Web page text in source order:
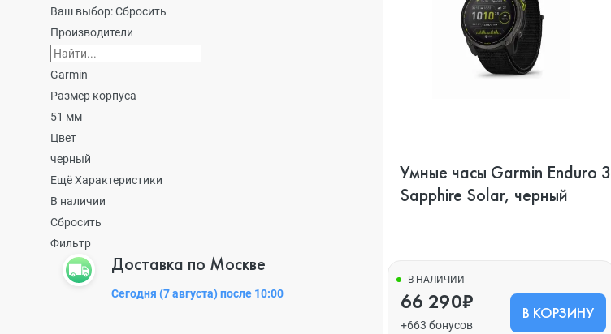
Ваш выбор:Сбросить
Производители
Garmin
Размер корпуса
51 мм
Цвет
черный
Ещё Характеристики
В наличии
Сбросить
Фильтр
Доставка по Москве
Сегодня (7 августа) после 10:00
Умные часы Garmin Enduro 3
Sapphire Solar, черный
В НАЛИЧИИ
66 290₽
+663 бонусов
В КОРЗИНУ